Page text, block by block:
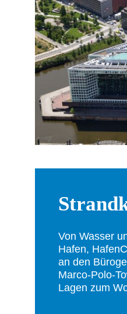
Von Wasser
Hafen,
an den
Marco-Polo-
Lagen zum